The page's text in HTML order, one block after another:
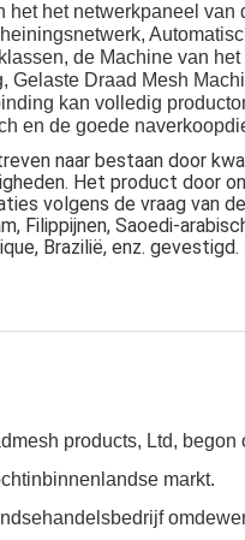
het netwerkpaneel
de Machine van
Gelaste Draad Mesh
kan volledig
en de goede
naar bestaan door
Het product door
volgens de vraag van
Filippijnen, Saoedi-
Brazilië, enz.
products, Ltd,
markt.